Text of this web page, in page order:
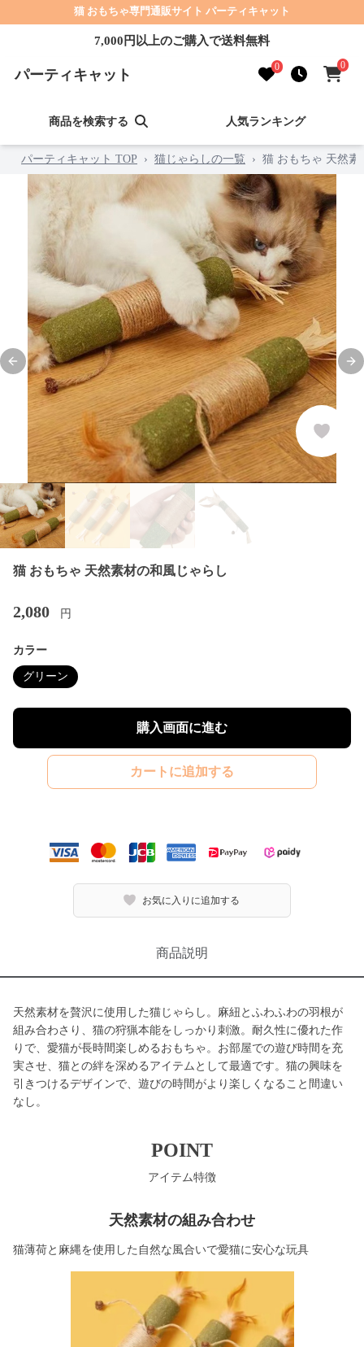
猫 おもちゃ専門通販サイト パーティキャット
7,000円以上のご購入で送料無料
パーティキャット 0 0
商品を検索する 人気ランキング
パーティキャット TOP › 猫じゃらしの一覧 › 猫 おもちゃ 天然素
Previous slide
猫 おもちゃ 天然素材の和風じゃらし
2,080 円
カラー
グリーン
購入画面に進む
カートに追加する
お気に入りに追加する
商品説明
天然素材を贅沢に使用した猫じゃらし。麻紐とふわふわの羽根が
組み合わさり、猫の狩猟本能をしっかり刺激。耐久性に優れた作
りで、愛猫が長時間楽しめるおもちゃ。お部屋での遊び時間を充
実させ、猫との絆を深めるアイテムとして最適です。猫の興味を
引きつけるデザインで、遊びの時間がより楽しくなること間違い
なし。
POINT
アイテム特徴
天然素材の組み合わせ
猫薄荷と麻縄を使用した自然な風合いで愛猫に安心な玩具